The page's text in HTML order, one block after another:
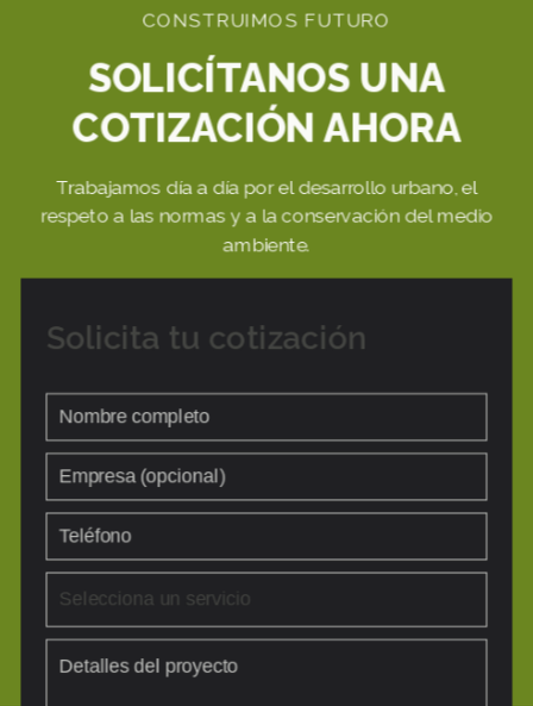
CONSTRUIMOS FUTURO
SOLICÍTANOS UNA
COTIZACIÓN AHORA
Trabajamos día a día por el desarrollo urbano, el
respeto a las normas y a la conservación del medio
ambiente.
Solicita tu cotización